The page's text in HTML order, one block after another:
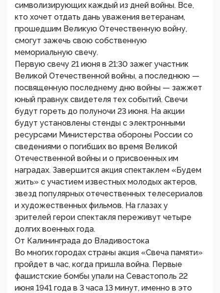
символизирующих каждый из дней войны. Все,
кто хочет отдать дань уважения ветеранам,
прошедшим Великую Отечественную войну,
смогут зажечь свою собственную
мемориальную свечу.
Первую свечу 21 июня в 21:30 зажег участник
Великой Отечественной войны, а последнюю —
посвященную последнему дню войны — зажжет
юный правнук свидетеля тех событий. Свечи
будут гореть до полуночи 23 июня. На акции
будут установлены стенды с электронными
ресурсами Министерства обороны России со
сведениями о погибших во время Великой
Отечественной войны и о присвоенных им
наградах. Завершится акция спектаклем «Будем
жить» с участием известных молодых актеров,
звезд популярных отечественных телесериалов
и художественных фильмов. На глазах у
зрителей герои спектакля переживут четыре
долгих военных года.
От Калининграда до Владивостока
Во многих городах страны акция «Свеча памяти»
пройдет в час, когда пришла война. Первые
фашистские бомбы упали на Севастополь 22
июня 1941 года в 3 часа 13 минут, именно в это